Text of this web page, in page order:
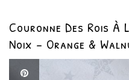
Couronne Des Rois À
Noix – Orange &